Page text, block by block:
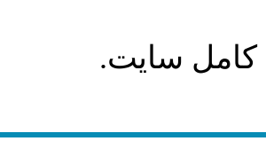
کامل سایت.